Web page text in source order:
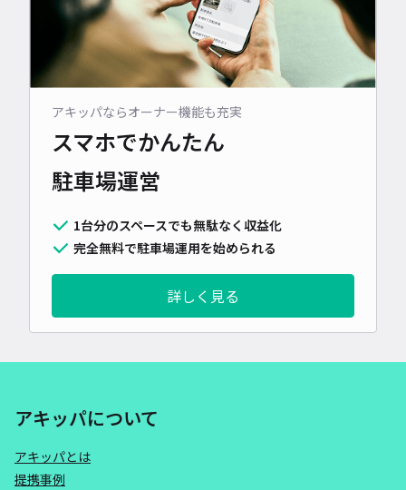
アキッパならオーナー機能も充実
スマホでかんたん
駐車場運営
1台分のスペースでも無駄なく収益化
完全無料で駐車場運用を始められる
詳しく見る
アキッパについて
アキッパとは
提携事例